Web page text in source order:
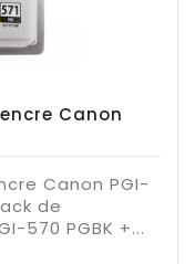
Canon
Canon PGI-
de
570 PGBK +...